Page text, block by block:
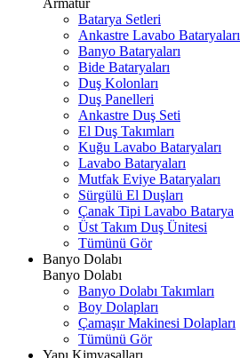
Armatür
Batarya Setleri
Ankastre Lavabo Bataryaları
Banyo Bataryaları
Bide Bataryaları
Duş Kolonları
Duş Panelleri
Ankastre Duş Seti
El Duş Takımları
Kuğu Lavabo Bataryaları
Lavabo Bataryaları
Mutfak Eviye Bataryaları
Sürgülü El Duşları
Çanak Tipi Lavabo Batarya
Üst Takım Duş Ünitesi
Tümünü Gör
Banyo Dolabı
Banyo Dolabı
Banyo Dolabı Takımları
Boy Dolapları
Çamaşır Makinesi Dolapları
Tümünü Gör
Yapı Kimyasalları